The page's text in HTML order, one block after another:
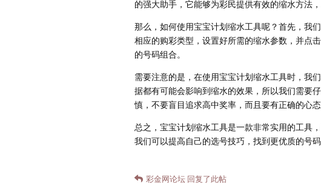
的强大助手，它能够为彩民提供有效的缩水方法，
那么，如何使用宝宝计划缩水工具呢？首先，我
相应的购彩类型，设置好所需的缩水参数，并点
的号码组合。
需要注意的是，在使用宝宝计划缩水工具时，我
据都有可能会影响到缩水的效果，所以我们需要
慎，不要盲目追求高中奖率，而且要有正确的心态
总之，宝宝计划缩水工具是一款非常实用的工具
我们可以提高自己的选号技巧，找到更优质的号
彩金网论坛 回复了此帖